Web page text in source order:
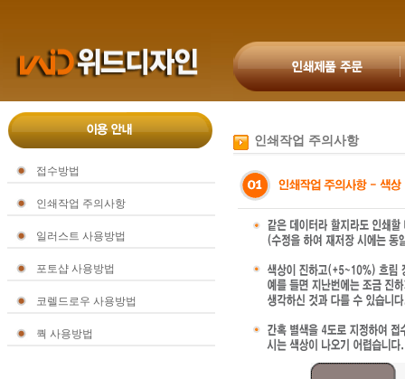
접수방법
인쇄작업 주의사항
일러스트 사용방법
포토샵 사용방법
코렐드로우 사용방법
쿽 사용방법
인쇄작업 주의사항